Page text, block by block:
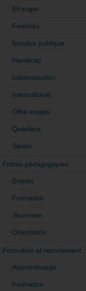
Etranger
Femmes
fonction publique
Handicap
Indemnisation
International
Offre emploi
Quartiers
Sénior
Fiches pédagogiques
Emploi
Formation
Jeunesse
Orientation
Formation et recrutement
Apprentissage
Formation